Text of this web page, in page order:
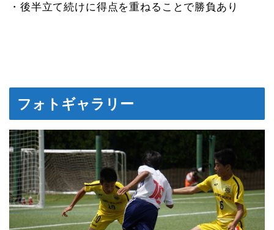
・後半立て続けに得点を重ねることで勝負あり
フォトギャラリー